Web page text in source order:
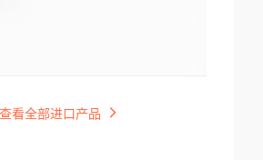
查看全部进口产品